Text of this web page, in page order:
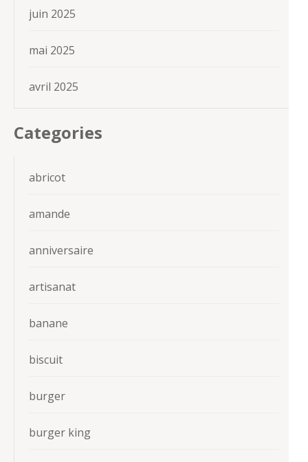
juin 2025
mai 2025
avril 2025
Categories
abricot
amande
anniversaire
artisanat
banane
biscuit
burger
burger king